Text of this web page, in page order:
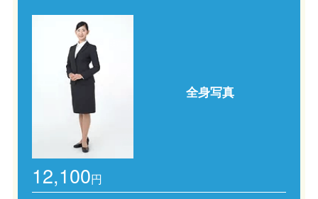
全身写真
12,100円